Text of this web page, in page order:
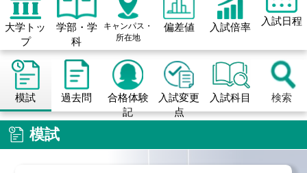
大学トッ
プ
学部・学
科
キャンパス・
所在地
偏差値 入試倍率 入試日程
模試 過去問
合格体験
記
入試変更
点
入試科目 検索
模試